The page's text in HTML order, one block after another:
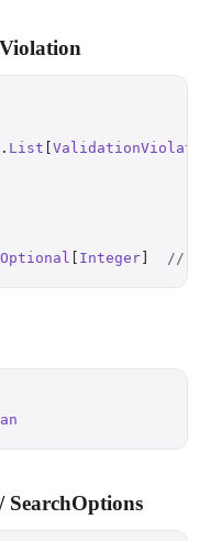
List
Optional Integer //
SearchOptions